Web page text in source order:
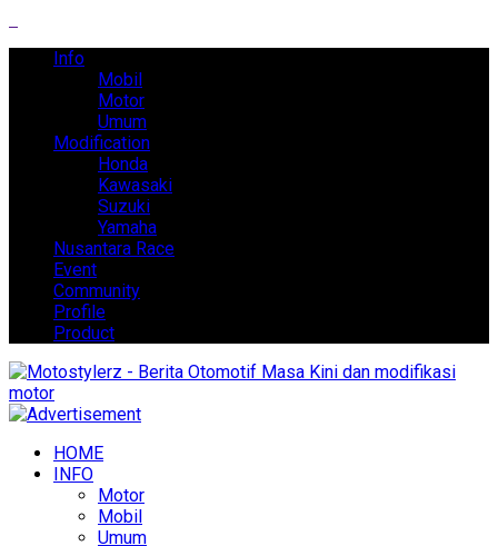
Info
Mobil
Motor
Umum
Modification
Honda
Kawasaki
Suzuki
Yamaha
Nusantara Race
Event
Community
Profile
Product
HOME
INFO
Motor
Mobil
Umum